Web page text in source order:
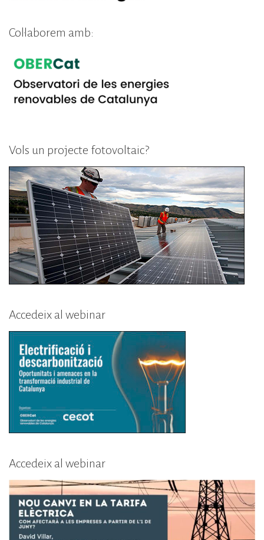
Col·laborem amb:
Vols un projecte fotovoltaic?
Accedeix al webinar
Accedeix al webinar